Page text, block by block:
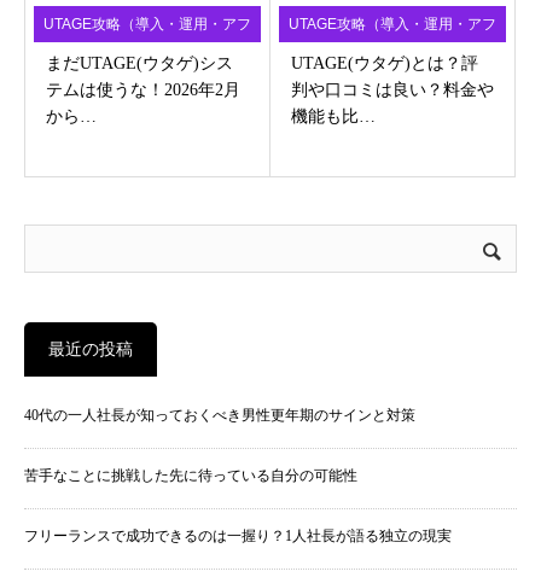
UTAGE攻略（導入・運用・アフ
ィ）
まだUTAGE(ウタゲ)シス
テムは使うな！2026年2月
から…
UTAGE攻略（導入・運用・アフ
ィ）
UTAGE(ウタゲ)とは？評
判や口コミは良い？料金や
機能も比…
最近の投稿
40代の一人社長が知っておくべき男性更年期のサインと対策
苦手なことに挑戦した先に待っている自分の可能性
フリーランスで成功できるのは一握り？1人社長が語る独立の現実